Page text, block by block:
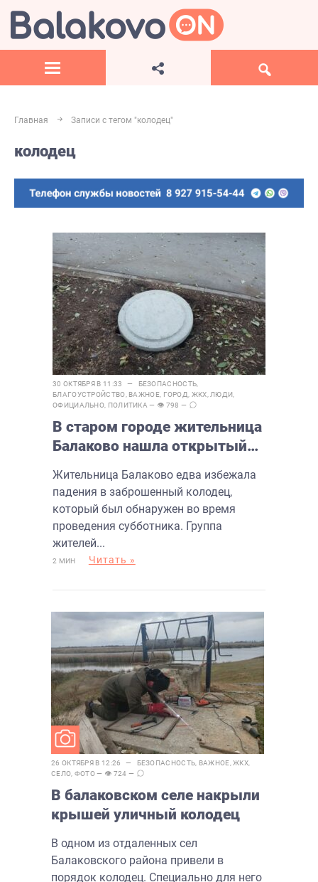
Главная Записи с тегом "колодец"
колодец
30 ОКТЯБРЯ В 11:33 — БЕЗОПАСНОСТЬ
БЛАГОУСТРОЙСТВО ВАЖНОЕ, ГОРОД ЖКХ ЛЮДИ
ОФИЦИАЛЬНО ПОЛИТИКА — 👁 798 —
В старом городе жительница
Балаково нашла открытый
Жительница Балаково едва избежала
падения в заброшенный колодец,
который был обнаружен во время
проведения субботника. Группа
жителей...
2 МИН Читать »
26 ОКТЯБРЯ В 12:26 — БЕЗОПАСНОСТЬ ВАЖНОЕ ,ЖКХ
СЕЛО ФОТО— 👁 724 —
В балаковском селе накрыли
крышей уличный колодец
В одном из отдаленных сел
Балаковского района привели в
порядок колодец. Специально для него